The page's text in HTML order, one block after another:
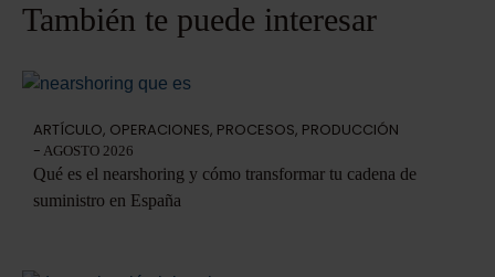
También te puede interesar
ARTÍCULO, OPERACIONES, PROCESOS, PRODUCCIÓN
- AGOSTO 2026
Qué es el nearshoring y cómo transformar tu cadena de
suministro en España